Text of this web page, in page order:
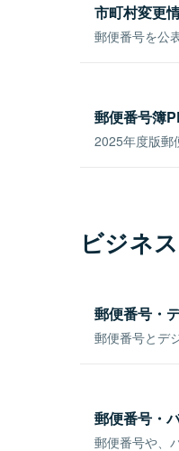
市町村変更
郵便番号を公
郵便番号簿
2025年度版郵
ビジネ
郵便番号・
郵便番号とデ
郵便番号・
郵便番号や、